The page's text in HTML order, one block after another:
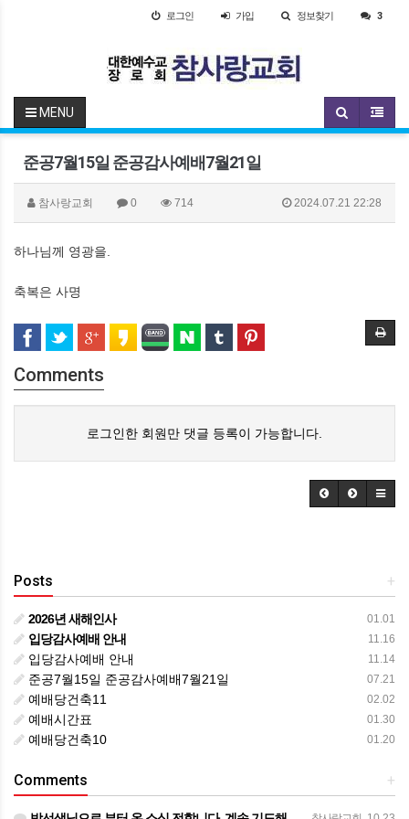
로그인 가입 정보찾기 3
MENU
준공7월15일 준공감사예배7월21일
참사랑교회 0 714 2024.07.21 22:28
하나님께 영광을.
축복은 사명
Comments
로그인한 회원만 댓글 등록이 가능합니다.
+
Posts
01.01
2026년 새해인사
11.16
입당감사예배 안내
11.14
입당감사예배 안내
07.21
준공7월15일 준공감사예배7월21일
02.02
예배당건축11
01.30
예배시간표
01.20
예배당건축10
+
Comments